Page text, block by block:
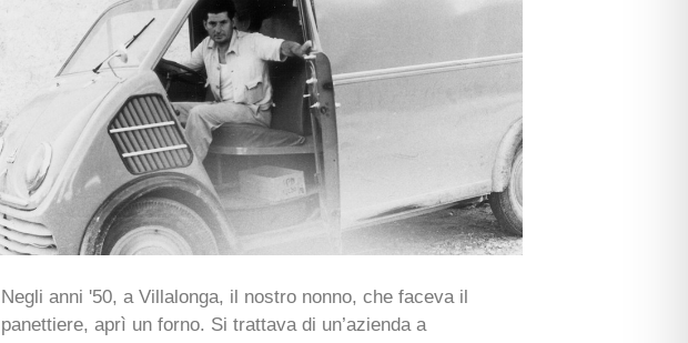
Negli anni '50, a Villalonga, il nostro nonno, che faceva il
panettiere, aprì un forno. Si trattava di un’azienda a